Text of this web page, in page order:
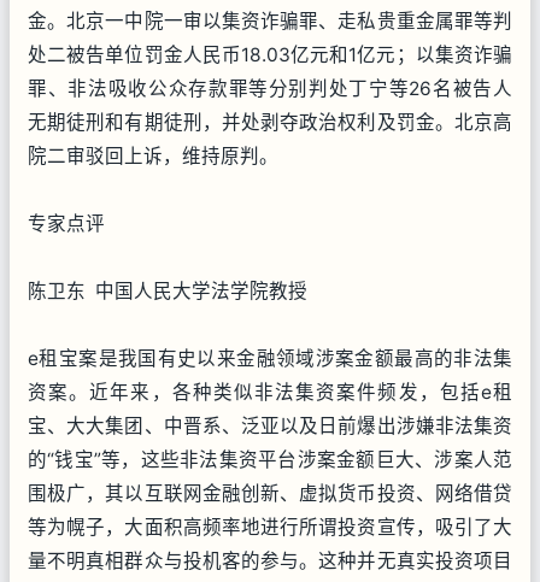
金。北京一中院一审以集资诈骗罪、走私贵重金属罪等判
处二被告单位罚金人民币18.03亿元和1亿元；以集资诈骗
罪、非法吸收公众存款罪等分别判处丁宁等26名被告人
无期徒刑和有期徒刑，并处剥夺政治权利及罚金。北京高
院二审驳回上诉，维持原判。
专家点评
陈卫东 中国人民大学法学院教授
e租宝案是我国有史以来金融领域涉案金额最高的非法集
资案。近年来，各种类似非法集资案件频发，包括e租
宝、大大集团、中晋系、泛亚以及日前爆出涉嫌非法集资
的“钱宝”等，这些非法集资平台涉案金额巨大、涉案人范
围极广，其以互联网金融创新、虚拟货币投资、网络借贷
等为幌子，大面积高频率地进行所谓投资宣传，吸引了大
量不明真相群众与投机客的参与。这种并无真实投资项目